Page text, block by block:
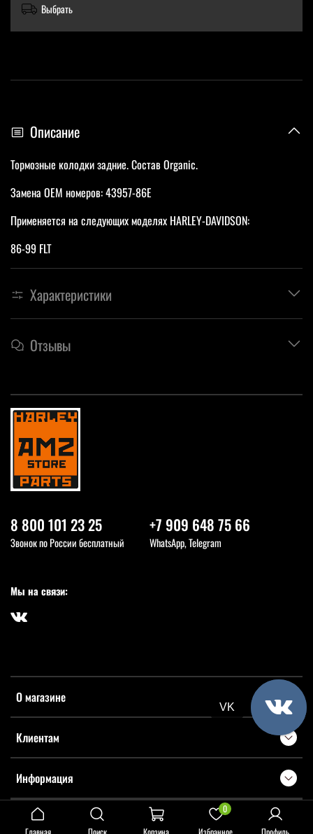
Выбрать
Описание
Тормозные колодки задние. Состав Organic.
Замена OEM номеров: 43957-86E
Применяется на следующих моделях HARLEY-DAVIDSON:
86-99 FLT
Характеристики
Отзывы
О магазине
Клиентам
Информация
8 800 101 23 25
Звонок по России бесплатный
+7 909 648 75 66
WhatsApp, Telegram
Мы на связи:
Главная Поиск Корзина
0
Избранное
Профиль
VK